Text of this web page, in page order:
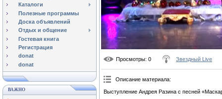
Каталоги
Полезные программы
Доска объявлений
Отдых и общение
Гостевая книга
Регистрация
donat
donat
ВАЖНО
Просмотры: 0 Звездный Live
Описание материала:
Выступление Андрея Разина с песней